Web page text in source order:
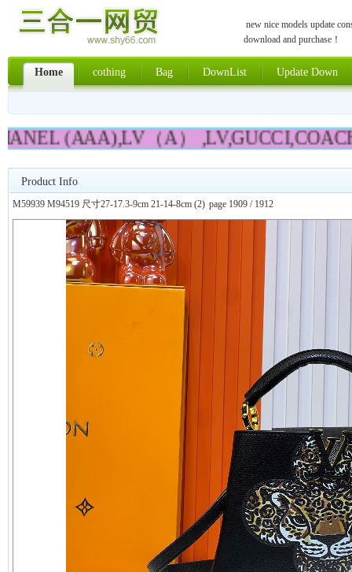
new nice models update
download and purchase！
Home cothing Bag DownList Update Down
(AAA),LV（A）
Product Info
M59939 M94519 尺寸27-17.3-9cm 21-14-8cm (2) page 1909 / 1912